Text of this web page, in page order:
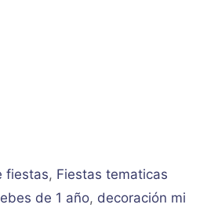
fiestas, Fiestas tematicas
de 1 año, decoración mi